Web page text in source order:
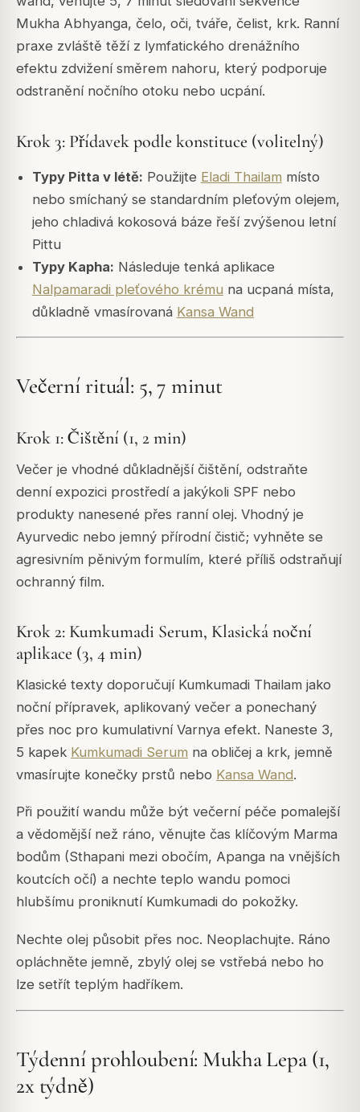
Mukha Abhyanga, čelo, oči, tváře, čelist, krk. Ranní
praxe zvláště těží z lymfatického drenážního
efektu zdvižení směrem nahoru, který podporuje
odstranění nočního otoku nebo ucpání.
Krok 3: Přídavek podle konstituce (volitelný)
Typy Pitta v létě: Použijte Eladi Thailam místo
nebo smíchaný se standardním pleťovým olejem,
jeho chladivá kokosová báze řeší zvýšenou letní
Pittu
Typy Kapha: Následuje tenká aplikace
Nalpamaradi pleťového krému na ucpaná místa,
důkladně vmasírovaná Kansa Wand
Večerní rituál: 5, 7 minut
Krok 1: Čištění (1, 2 min)
Večer je vhodné důkladnější čištění, odstraňte
denní expozici prostředí a jakýkoli SPF nebo
produkty nanesené přes ranní olej. Vhodný je
Ayurvedic nebo jemný přírodní čistič; vyhněte se
agresivním pěnivým formulím, které příliš odstraňují
ochranný film.
Krok 2: Kumkumadi Serum, Klasická noční
aplikace (3, 4 min)
Klasické texty doporučují Kumkumadi Thailam jako
noční přípravek, aplikovaný večer a ponechaný
přes noc pro kumulativní Varnya efekt. Naneste 3,
5 kapek Kumkumadi Serum na obličej a krk, jemně
vmasírujte konečky prstů nebo Kansa Wand.
Při použití wandu může být večerní péče pomalejší
a vědomější než ráno, věnujte čas klíčovým Marma
bodům (Sthapani mezi obočím, Apanga na vnějších
koutcích očí) a nechte teplo wandu pomoci
hlubšímu proniknutí Kumkumadi do pokožky.
Nechte olej působit přes noc. Neoplachujte. Ráno
opláchněte jemně, zbylý olej se vstřebá nebo ho
lze setřít teplým hadříkem.
Týdenní prohloubení: Mukha Lepa (1,
2x týdně)